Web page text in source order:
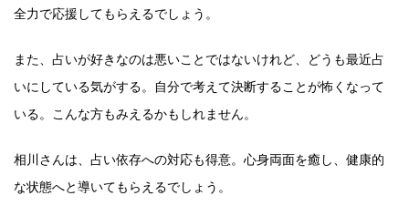
全力で応援してもらえるでしょう。
また、占いが好きなのは悪いことではないけれど、どうも最近占
いにしている気がする。自分で考えて決断することが怖くなって
いる。こんな方もみえるかもしれません。
相川さんは、占い依存への対応も得意。心身両面を癒し、健康的
な状態へと導いてもらえるでしょう。